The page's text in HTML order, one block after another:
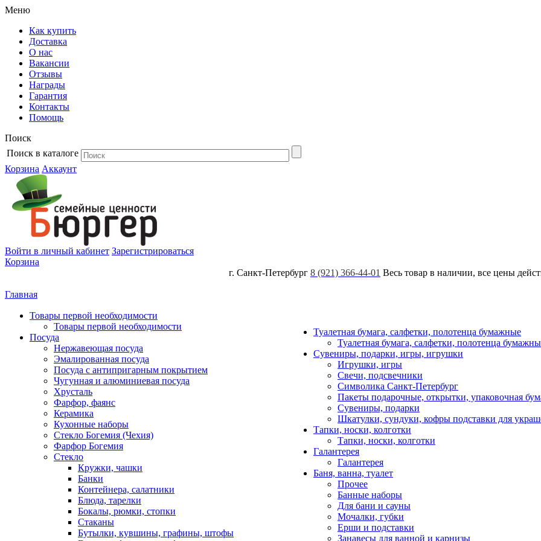
Меню
Как купить
Доставка
О нас
Вакансии
Отзывы
Награды
Гарантия
Контакты
Помощь
Поиск
Поиск в каталоге
Корзина Аккаунт
Войти в личный кабинет Зарегистрироваться
Корзина
г. Санкт-Петербург 8 (921) 366-44-01 Весь товар в наличии, все цены
Главная
Товары первой необходимости
Товары первой необходимости
Посуда
Нержавеющая посуда
Эмалированная посуда
Посуда с антипригарным покрытием
Чугунная и алюминиевая посуда
Хрусталь
Фарфор, фаянс
Керамика
Кухонные наборы
Стекло Богемия (Чехия)
Фарфор Богемия
Стекло
Кружки, чашки
Банки
Контейнера, салатники
Блюда, тарелки
Бокалы, рюмки, стопки
Стаканы
Бутылки, кувшины, графины, штофы
Туалетная бумага, салфетки, полотенца бумажные
Туалетная бумага, салфетки, полотенца
Сувениры, подарки, игры, игрушки
Игрушки, игры
Свечи, подсвечники
Символика Санкт-Петербург
Пакеты подарочные, открытки, упаковочная
Сувениры, подарки
Шкатулки, сундуки, кофры подставки для
Тапки, носки, колготки
Тапки, носки, колготки
Галантерея
Галантерея
Баня, ванна, туалет
Прочее
Банные наборы
Для бани и сауны
Мочалки, губки
Ерши и подставки
Занавесы для ванной и карнизы